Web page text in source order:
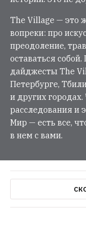
The Village — это
вопреки: про
преодоление,
оставаться
дайджесты The
Петербурге,
и других
расследования и
Мир — есть все,
в нем с вами.